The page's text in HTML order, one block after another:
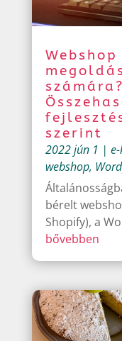
szerint
2022 jún 1 |
webshop,
bérelt
Shopify), a
bővebben